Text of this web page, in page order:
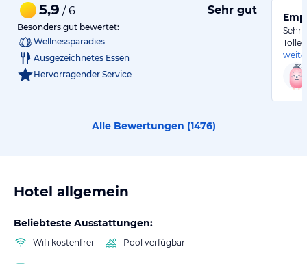
5,9 / 6 Sehr gut
Besonders gut bewertet:
Wellnessparadies
Ausgezeichnetes Essen
Hervorragender Service
Sehr
Alle Bewertungen (1476)
Hotel allgemein
Beliebteste Ausstattungen:
Wifi kostenfrei Pool verfügbar